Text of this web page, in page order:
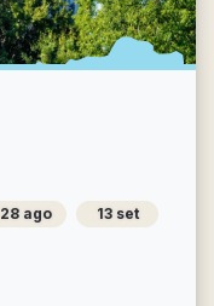
28 ago 13 set